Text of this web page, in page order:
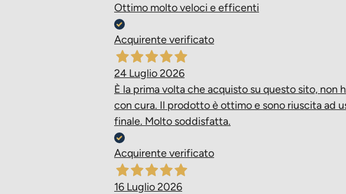
Ottimo molto veloci e efficenti
Acquirente verificato
24 Luglio 2026
È la prima volta che acquisto su questo sito,
con cura. Il prodotto è ottimo e sono riuscita ad
finale. Molto soddisfatta.
Acquirente verificato
16 Luglio 2026